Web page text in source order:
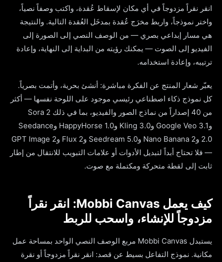
انقر نقراً مزدوجاً في أي مكان لإسقاط عُقدة، واكتب وصفاً نصياً،
واختر نموذجاً، واربط مخرَج عُقدة بمدخَل العُقدة التالية. والنتيجة
هي مسار إبداعي بصري — من الوصف النصي إلى الصورة إلى
الفيديو إلى الصوت — يمكنك رؤيته من البداية إلى النهاية، وإعادة
ترتيبه، وإعادة استخدامه.
يعبّر شعار المنتج عن الفكرة مباشرة: أنشئ بحرية، وأتمت بصرياً.
كل نموذج ذكاء اصطناعي رئيسي موجود على اللوحة نفسها — أكثر
من 40 إصداراً من نماذج الصور والفيديو، بما في ذلك Sora 2
وGoogle Veo 3.1 وKling 3.0 وHappyHorse 1.0 وSeedance
2.0 وNano Banana 2 وSeedream 5.0 وFlux 2 وGPT Image 2
— فلا تحتاج أبداً لتبديل الأدوات أو علامات التبويب للانتقال من إطار
ثابت إلى لقطة متحركة ومكتملة مع صوت.
كيف يعمل Mobbi Canvas: انقر نقراً
مزدوجاً للإنشاء، واسحب للربط
يستبدل Mobbi Canvas مربع الوصف النصي الواحد بمساحة عمل
مكانية. نموذج التفاعل بسيط عن قصد: انقر نقراً مزدوجاً أو نقرة